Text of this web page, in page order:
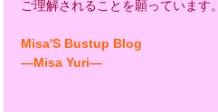
ご理解されることを願っています。
Misa'S Bustup Blog
―Misa Yuri―